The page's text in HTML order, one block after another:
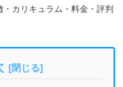
・カリキュラム・料金・評判